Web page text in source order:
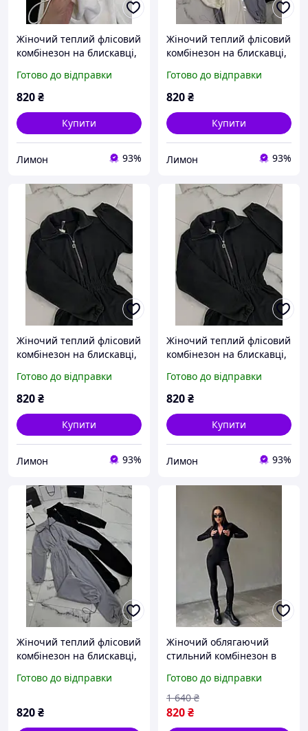
Жіночий теплий флісовий
комбінезон на блискавці,
46
Готово до відправки
820₴
Купити
Лимон 93%
Жіночий теплий флісовий
комбінезон на блискавці,
50
Готово до відправки
820₴
Купити
Лимон 93%
Жіночий теплий флісовий
комбінезон на блискавці,
Готово до відправки
820₴
Купити
Лимон 93%
Жіночий теплий флісовий
комбінезон на блискавці,
Готово до відправки
820₴
Купити
Лимон 93%
Жіночий теплий флісовий
комбінезон на блискавці,
Готово до відправки
820₴
Жіночий облягаючий
стильний комбінезон в
день, модні теплі
комбінезони,
повсякденний комбез
Готово до відправки
820₴
1 640 ₴